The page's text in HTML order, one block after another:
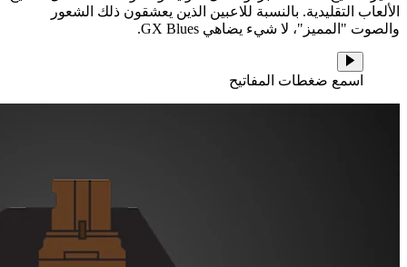
الألعاب التقليدية. بالنسبة للاعبين الذين يعشقون ذلك الشعور
والصوت "المميز"، لا شيء يضاهي GX Blues.
اسمع ضغطات المفاتيح